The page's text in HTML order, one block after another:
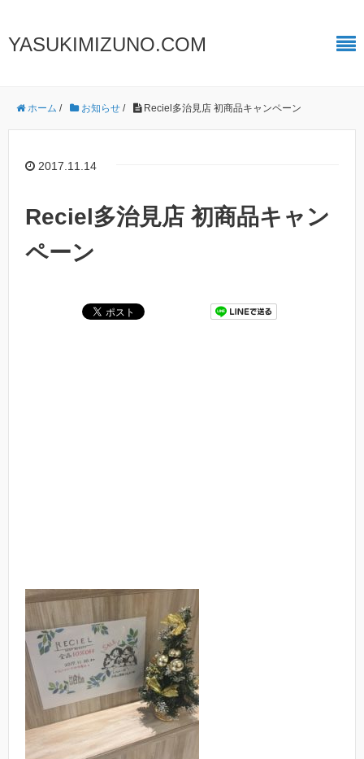
YASUKIMIZUNO.COM
ホーム / お知らせ / Reciel多治見店 初商品キャンペーン
2017.11.14
Reciel多治見店 初商品キャン
ペーン